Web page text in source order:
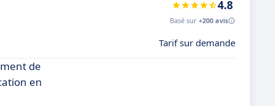
4.8
Basé sur +200 avis
Tarif sur demande
de
en